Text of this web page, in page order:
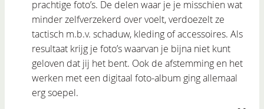
prachtige foto’s. De delen waar je je misschien wat
minder zelfverzekerd over voelt, verdoezelt ze
tactisch m.b.v. schaduw, kleding of accessoires. Als
resultaat krijg je foto’s waarvan je bijna niet kunt
geloven dat jij het bent. Ook de afstemming en het
werken met een digitaal foto-album ging allemaal
erg soepel.